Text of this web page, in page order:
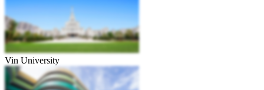
Vin University